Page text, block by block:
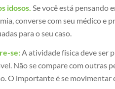
idosos. Se você está pensando
converse com seu médico e
para o seu caso.
se:A atividade física deve ser
Não se compare com outras
O importante é se movimentar